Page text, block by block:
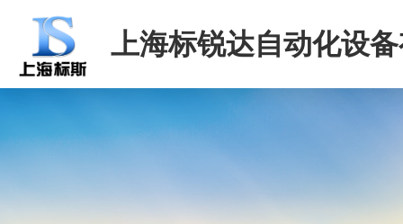
上海标锐达自动化设
司